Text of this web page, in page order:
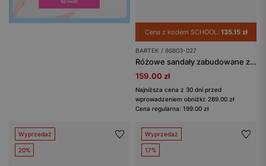
Cena z kodem SCHOOL: 135.15 zł
BARTEK / 86803-027
Różowe sandały zabudowane z kokardką BARTEK 86803-027
159.00 zł
Najniższa cena z 30 dni przed
wprowadzeniem obniżki: 289.00 zł
Cena regularna: 199.00 zł
Wyprzedaż
20%
Wyprzedaż
17%